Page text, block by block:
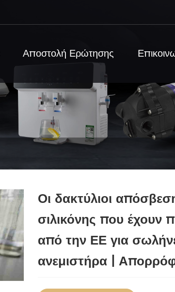
Αποστολή Ερώτησης
Οι δακτύλιοι
σιλικόνης που έχουν
από την ΕΕ για
ανεμιστήρα |